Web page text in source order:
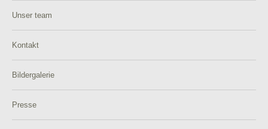
Unser team
Kontakt
Bildergalerie
Presse